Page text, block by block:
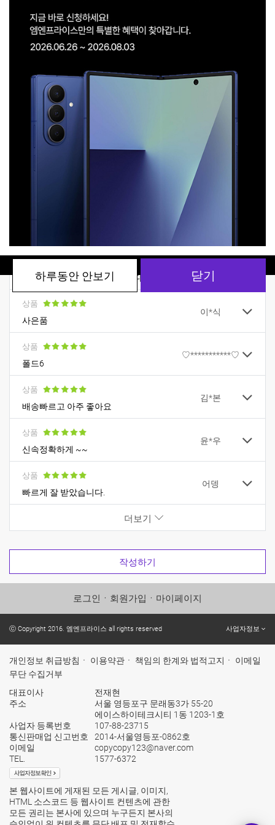
공지사항
구매후기 게시판 이용안내
기기 수령도 못했는데 뭔 개통..
김*승
상품
폴드7너무 슬림해져서 좋습니다
후후
상품
사은품
이*식
상품
폴드6
♡***********♡
상품
배송빠르고 아주 좋아요
김*본
상품
신속정확하게 ~~
윤*우
상품
빠르게 잘 받았습니다.
어뎅
더보기
로그인 ㆍ 회원가입 ㆍ 마이페이지
ⓒ Copyright 2016. 엠엔프라이스 all rights reserved 사업자정보
개인정보 취급방침 ㆍ 이용약관 ㆍ 책임의 한계와 법적고지 ㆍ 이메일
무단 수집거부
대표이사
전재현
주소
서울 영등포구 문래동3가 55-20
에이스하이테크시티 1동 1203-1호
사업자 등록번호
107-88-23715
통신판매업 신고번호
2014-서울영등포-0862호
이메일
copycopy123@naver.com
TEL.
1577-6372
본 웹사이트에 게재된 모든 게시글, 이미지,
HTML 소스코드 등 웹사이트 컨텐츠에 관한
모든 권리는 본사에 있으며 누구든지 본사의